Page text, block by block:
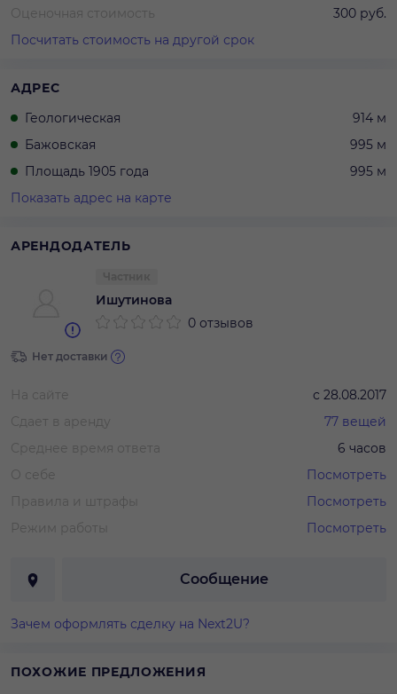
Оценочная стоимость
300 руб.
Посчитать стоимость на другой срок
АДРЕС
Геологическая
914 м
Бажовская
995 м
Площадь 1905 года
995 м
Показать адрес на карте
АРЕНДОДАТЕЛЬ
Ишутинова
0 отзывов
Нет доставки
На сайте с 28.08.2017
Сдает в аренду
77 вещей
Среднее время ответа
6 часов
О себе
Посмотреть
Правила и штрафы
Посмотреть
Режим работы
Посмотреть
Сообщение
Зачем оформлять сделку на Next2U?
ПОХОЖИЕ ПРЕДЛОЖЕНИЯ